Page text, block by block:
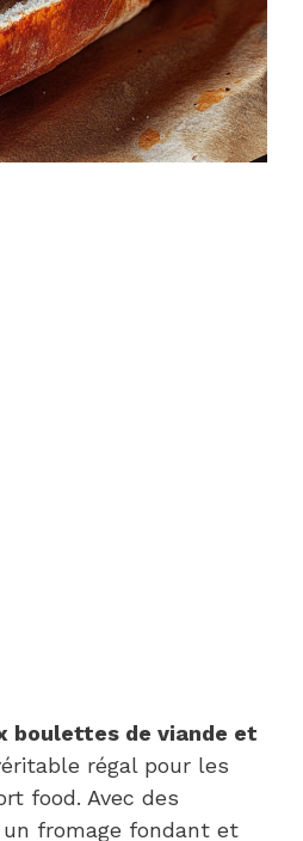
boulettes de viande et
régal pour les
food. Avec des
fromage fondant et